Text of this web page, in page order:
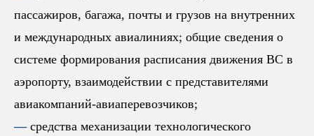
пассажиров, багажа, почты и грузов на внутренних
и международных авиалиниях; общие сведения о
системе формирования расписания движения ВС в
аэропорту, взаимодействии с представителями
авиакомпаний-авиаперевозчиков;
—средства механизации технологического